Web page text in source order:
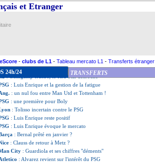
et Etranger
- clubs de L1 - Tableau mercato L1 - Transferts étranger
24h/24 TRANSFERTS
: Le Havre-Nantes, les compos
: la boulette de Majecki !
: le carton du Bayer, Dortmund frustré
: Mata n'a pas la mémoire courte
: Marseille-Brest, les compos
: Guingamp frustré, le Red Star accroché
: Luis Enrique et la gestion de la fatigue
: un nul fou entre Man Utd et Tottenham !
: une première pour Boly
: Tolisso incertain contre le PSG
: Luis Enrique reste positif
: Luis Enrique évoque le mercato
: Bernal prêté en janvier ?
: Clauss de retour à Metz ?
City : Guardiola et ses chiffres "déments"
: Alvarez revient sur l'intérêt du PSG